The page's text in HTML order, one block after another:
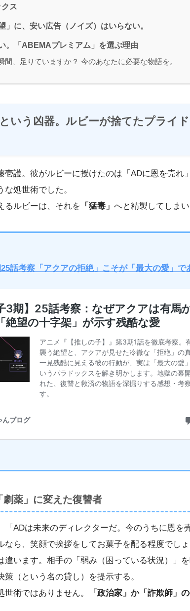
ス
」に、安い広告（ノイズ）はいらない。
。「ABEMAプレミアム」を選ぶ理由
間、足りていますか？ 今のあなたに必要な物語を。
という凶器。ルビーが捨てたプライ
壱護。彼がルビーに授けたのは「ADに恩を売れ
な処世術でした。
るルビーは、それを​ ​「猛毒」​ へと精製してしまい
25話考察「アクアの拒絶」こそが「最大の愛」で
劇薬」に変えた復讐者
「ADは未来のディレクターだ。今のうちに恩を
なら、笑顔で挨拶をしてお菓子を配る程度でしょ
違います。相手の「弱み（困っている状況）」
策（という名の貸し）を提示する。
世術ではありません。​
「政治家」か「詐欺師」